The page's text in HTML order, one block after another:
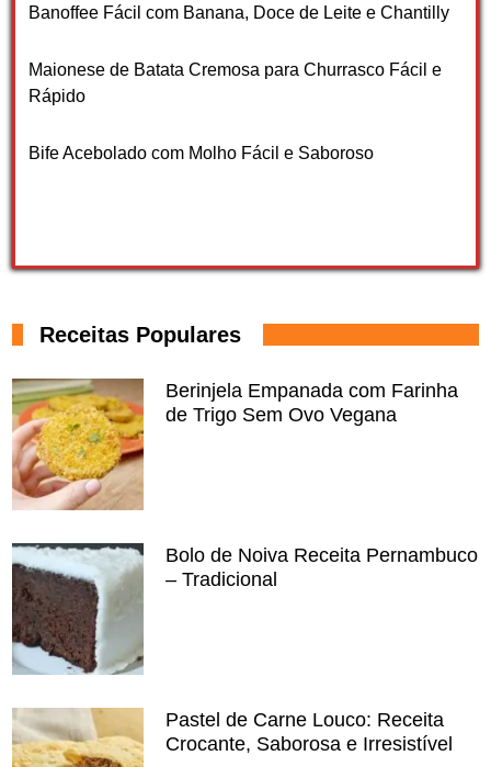
Banoffee Fácil com Banana, Doce de Leite e Chantilly
Maionese de Batata Cremosa para Churrasco Fácil e
Rápido
Bife Acebolado com Molho Fácil e Saboroso
Receitas Populares
Berinjela Empanada com Farinha
de Trigo Sem Ovo Vegana
Bolo de Noiva Receita Pernambuco
– Tradicional
Pastel de Carne Louco: Receita
Crocante, Saborosa e Irresistível